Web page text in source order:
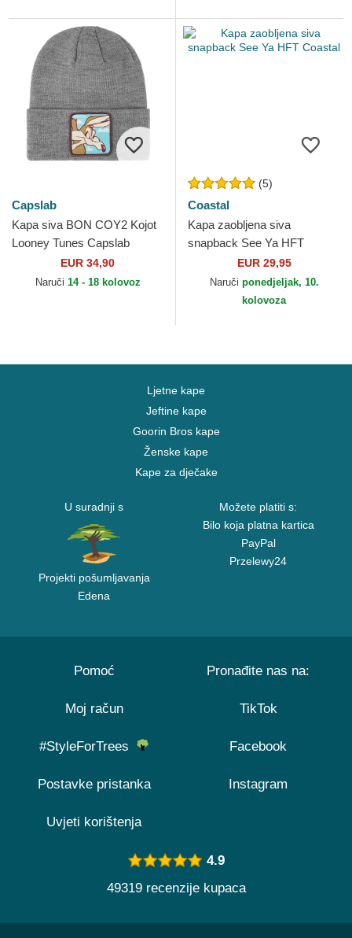
Capslab
Kapa siva BON COY2 Kojot
Looney Tunes Capslab
EUR 34,90
Naruči 14 - 18 kolovoz
(5)
Coastal
Kapa zaobljena siva
snapback See Ya HFT
EUR 29,95
Naruči ponedjeljak, 10.
kolovoza
Ljetne kape
Jeftine kape
Goorin Bros kape
Ženske kape
Kape za dječake
U suradnji s
Projekti pošumljavanja
Edena
Možete platiti s:
Bilo koja platna kartica
PayPal
Przelewy24
Pomoć
Moj račun
#StyleForTrees
Postavke pristanka
Uvjeti korištenja
Pronađite nas na:
TikTok
Facebook
Instagram
4.9
49319 recenzije kupaca